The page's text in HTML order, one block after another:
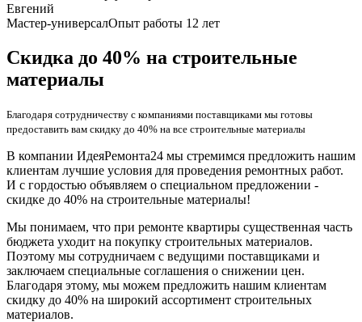
Евгений
Мастер-универсалОпыт работы 12 лет
Скидка до 40% на строительные
материалы
Благодаря сотрудничеству с компаниями поставщиками мы готовы
предоставить вам скидку до 40% на все строительные материалы
В компании ИдеяРемонта24 мы стремимся предложить нашим
клиентам лучшие условия для проведения ремонтных работ.
И с гордостью объявляем о специальном предложении -
скидке до 40% на строительные материалы!
Мы понимаем, что при ремонте квартиры существенная часть
бюджета уходит на покупку строительных материалов.
Поэтому мы сотрудничаем с ведущими поставщиками и
заключаем специальные соглашения о снижении цен.
Благодаря этому, мы можем предложить нашим клиентам
скидку до 40% на широкий ассортимент строительных
материалов.